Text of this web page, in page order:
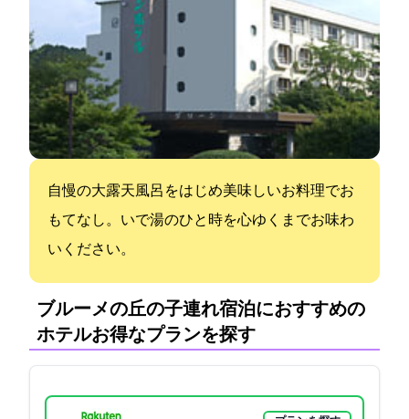
自慢の大露天風呂をはじめ美味しいお料理でお
もてなし。いで湯のひと時を心ゆくまでお味わ
いください。
ブルーメの丘の子連れ宿泊におすすめの
ホテル:お得なプランを探す